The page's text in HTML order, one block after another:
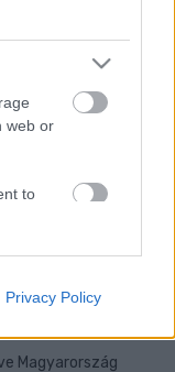
web or
to
or
Privacy Policy
31-
MVM-NEK, HA
A GÁZT?
is melegítünk vele,
Utánajártunk!
Magyarország